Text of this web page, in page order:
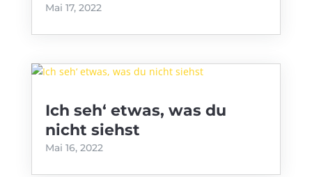
Mai 17, 2022
Ich seh‘ etwas, was du
nicht siehst
Mai 16, 2022